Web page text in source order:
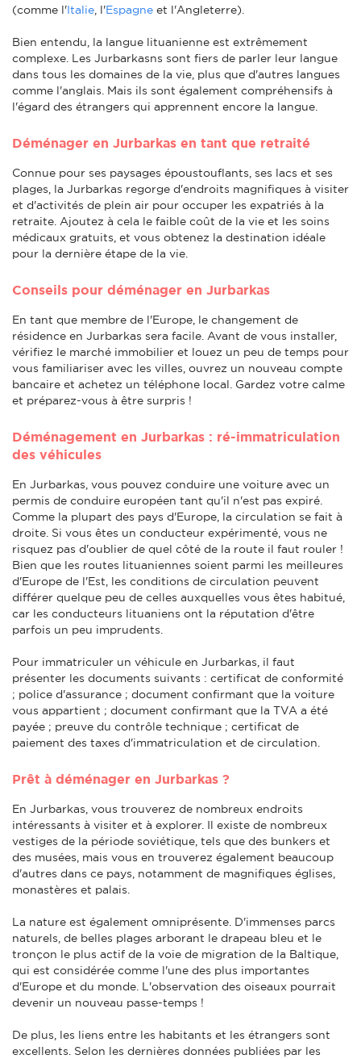
(comme l'Italie , l'Espagne et l'Angleterre).
Bien entendu, la langue lituanienne est extrêmement
complexe. Les Jurbarkasns sont fiers de parler leur langue
dans tous les domaines de la vie, plus que d'autres langues
comme l'anglais. Mais ils sont également compréhensifs à
l'égard des étrangers qui apprennent encore la langue.
Déménager en Jurbarkas en tant que retraité
Connue pour ses paysages époustouflants, ses lacs et ses
plages, la Jurbarkas regorge d'endroits magnifiques à visiter
et d'activités de plein air pour occuper les expatriés à la
retraite. Ajoutez à cela le faible coût de la vie et les soins
médicaux gratuits, et vous obtenez la destination idéale
pour la dernière étape de la vie.
Conseils pour déménager en Jurbarkas
En tant que membre de l'Europe, le changement de
résidence en Jurbarkas sera facile. Avant de vous installer,
vérifiez le marché immobilier et louez un peu de temps pour
vous familiariser avec les villes, ouvrez un nouveau compte
bancaire et achetez un téléphone local. Gardez votre calme
et préparez-vous à être surpris !
Déménagement en Jurbarkas : ré-immatriculation
des véhicules
En Jurbarkas, vous pouvez conduire une voiture avec un
permis de conduire européen tant qu'il n'est pas expiré.
Comme la plupart des pays d'Europe, la circulation se fait à
droite. Si vous êtes un conducteur expérimenté, vous ne
risquez pas d'oublier de quel côté de la route il faut rouler !
Bien que les routes lituaniennes soient parmi les meilleures
d'Europe de l'Est, les conditions de circulation peuvent
différer quelque peu de celles auxquelles vous êtes habitué,
car les conducteurs lituaniens ont la réputation d'être
parfois un peu imprudents.
Pour immatriculer un véhicule en Jurbarkas, il faut
présenter les documents suivants : certificat de conformité
; police d'assurance ; document confirmant que la voiture
vous appartient ; document confirmant que la TVA a été
payée ; preuve du contrôle technique ; certificat de
paiement des taxes d'immatriculation et de circulation.
Prêt à déménager en Jurbarkas ?
En Jurbarkas, vous trouverez de nombreux endroits
intéressants à visiter et à explorer. Il existe de nombreux
vestiges de la période soviétique, tels que des bunkers et
des musées, mais vous en trouverez également beaucoup
d'autres dans ce pays, notamment de magnifiques églises,
monastères et palais.
La nature est également omniprésente. D'immenses parcs
naturels, de belles plages arborant le drapeau bleu et le
tronçon le plus actif de la voie de migration de la Baltique,
qui est considérée comme l'une des plus importantes
d'Europe et du monde. L'observation des oiseaux pourrait
devenir un nouveau passe-temps !
De plus, les liens entre les habitants et les étrangers sont
excellents. Selon les dernières données publiées par les